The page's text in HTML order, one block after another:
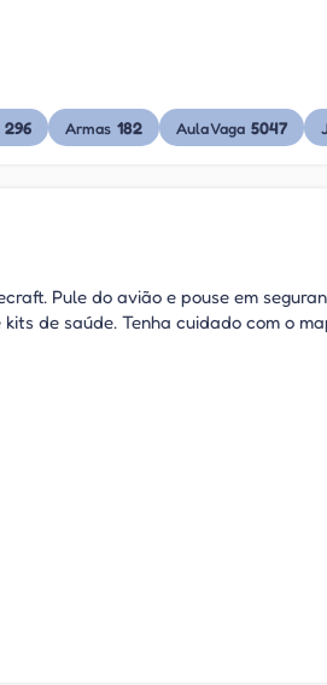
296 Armas 182 Aula Vaga 5047
Pule do avião e pouse em
de saúde. Tenha cuidado com o